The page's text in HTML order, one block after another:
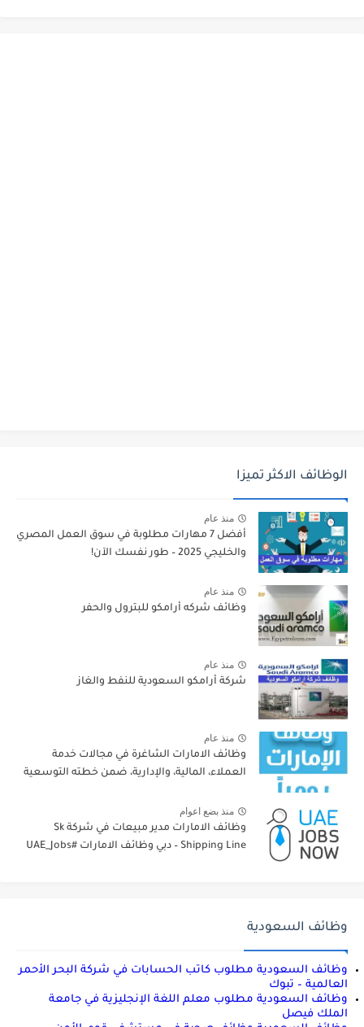
الوظائف الاكثر تميزا
منذ عام
أفضل 7 مهارات مطلوبة في سوق العمل المصري
والخليجي 2025 – طور نفسك الآن!
منذ عام
وظائف شركه أرامكو للبترول والحفر
منذ عام
شركة أرامكو السعودية للنفط والغاز
منذ عام
وظائف الامارات الشاغرة في مجالات خدمة
العملاء، المالية، والإدارية، ضمن خطته التوسعية
منذ بضع اعوام
وظائف الامارات مدير مبيعات في شركة Sk
Shipping Line – دبي وظائف الامارات #UAE_Jobs
وظائف السعودية
وظائف السعودية مطلوب كاتب الحسابات في شركة البحر الأحمر
العالمية – تبوك
وظائف السعودية مطلوب معلم اللغة الإنجليزية في جامعة
الملك فيصل